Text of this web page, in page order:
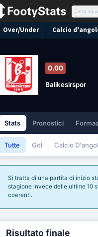
Over/Under Calcio
0.00
Balikesirspor
Stats Pronostici
Tutte Gol Calcio
Si tratta di una partita di inizio
stagione invece delle ultime 10
coerenti.
Risultato finale